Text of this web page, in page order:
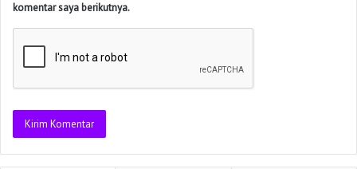
komentar saya berikutnya.